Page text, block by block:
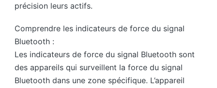
précision leurs actifs.
Comprendre les indicateurs de force du signal
Bluetooth :
Les indicateurs de force du signal Bluetooth sont
des appareils qui surveillent la force du signal
Bluetooth dans une zone spécifique. L’appareil